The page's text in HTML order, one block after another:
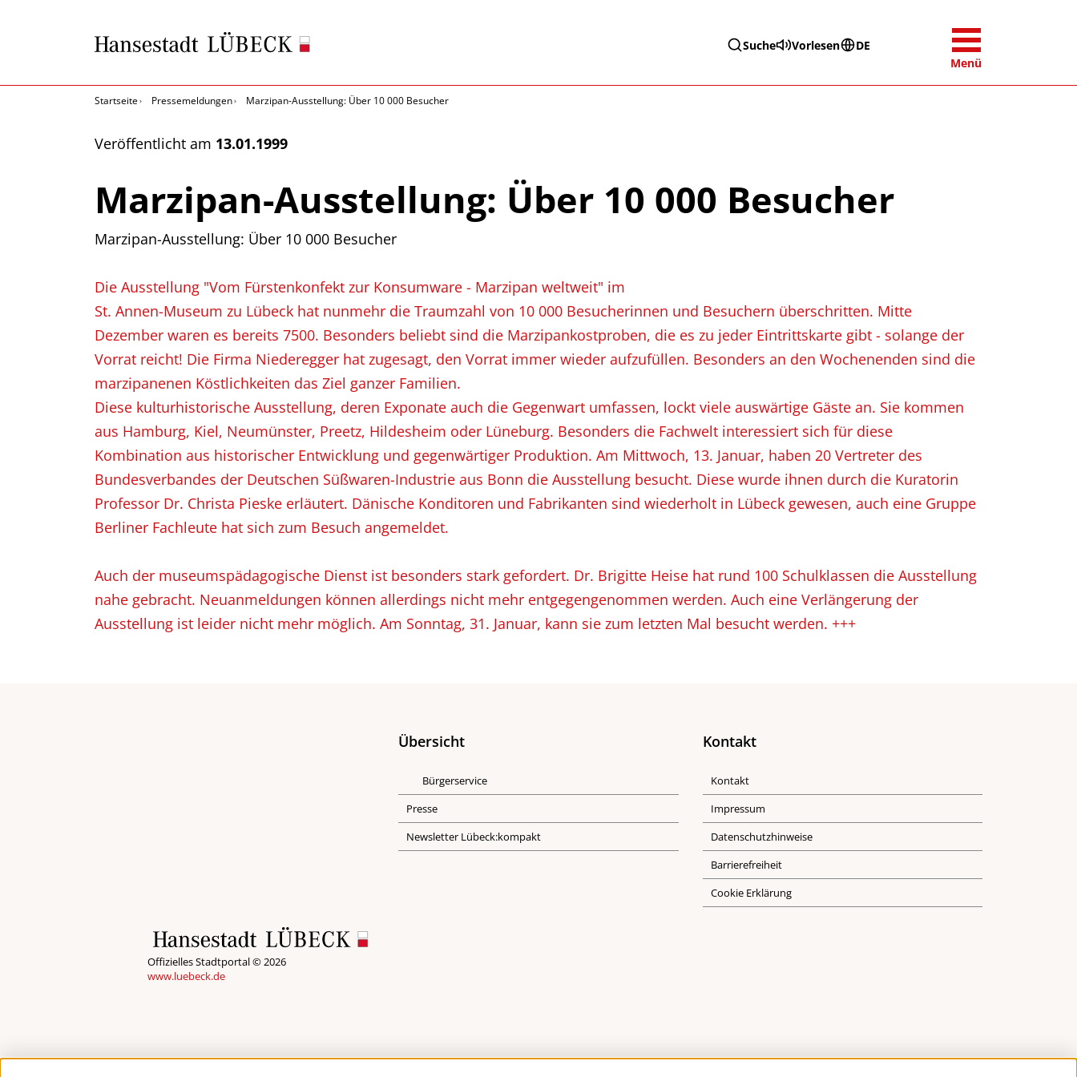
Suche Vorlesen
DE
Menü
Startseite Pressemeldungen Marzipan-Ausstellung: Über 10 000 Besucher
Veröffentlicht am 13.01.1999
Marzipan-Ausstellung: Über 10 000 Besucher
Marzipan-Ausstellung: Über 10 000 Besucher
Die Ausstellung "Vom Fürstenkonfekt zur Konsumware - Marzipan weltweit" im
St. Annen-Museum zu Lübeck hat nunmehr die Traumzahl von 10 000 Besucherinnen und Besuchern überschritten. Mitte
Dezember waren es bereits 7500. Besonders beliebt sind die Marzipankostproben, die es zu jeder Eintrittskarte gibt - solange der
Vorrat reicht! Die Firma Niederegger hat zugesagt, den Vorrat immer wieder aufzufüllen. Besonders an den Wochenenden sind die
marzipanenen Köstlichkeiten das Ziel ganzer Familien.
Diese kulturhistorische Ausstellung, deren Exponate auch die Gegenwart umfassen, lockt viele auswärtige Gäste an. Sie kommen
aus Hamburg, Kiel, Neumünster, Preetz, Hildesheim oder Lüneburg. Besonders die Fachwelt interessiert sich für diese
Kombination aus historischer Entwicklung und gegenwärtiger Produktion. Am Mittwoch, 13. Januar, haben 20 Vertreter des
Bundesverbandes der Deutschen Süßwaren-Industrie aus Bonn die Ausstellung besucht. Diese wurde ihnen durch die Kuratorin
Professor Dr. Christa Pieske erläutert. Dänische Konditoren und Fabrikanten sind wiederholt in Lübeck gewesen, auch eine Gruppe
Berliner Fachleute hat sich zum Besuch angemeldet.
Auch der museumspädagogische Dienst ist besonders stark gefordert. Dr. Brigitte Heise hat rund 100 Schulklassen die Ausstellung
nahe gebracht. Neuanmeldungen können allerdings nicht mehr entgegengenommen werden. Auch eine Verlängerung der
Ausstellung ist leider nicht mehr möglich. Am Sonntag, 31. Januar, kann sie zum letzten Mal besucht werden. +++
Übersicht
Bürgerservice
Presse
Newsletter Lübeck:kompakt
Kontakt
Kontakt
Impressum
Datenschutzhinweise
Barrierefreiheit
Cookie Erklärung
Offizielles Stadtportal © 2026
www.luebeck.de